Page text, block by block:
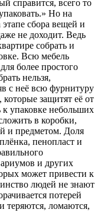
справится, всего то
Но на
сбора вещей и
не доходит. Ведь
собрать и
Всю мебель
более простого
нельзя,
с неё всю фурнитуру
защитят её от
упаковке небольших
в коробки,
и предметом. Доля
пенопласт и
и других
может привести к
людей не знают
потерей
теряются, ломаются,